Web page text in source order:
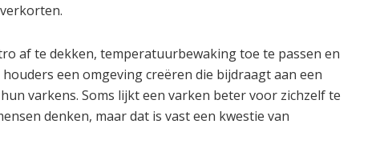
af te dekken, temperatuurbewaking toe te passen en
een omgeving creëren die bijdraagt aan een
varkens. Soms lijkt een varken beter voor zichzelf te
denken, maar dat is vast een kwestie van